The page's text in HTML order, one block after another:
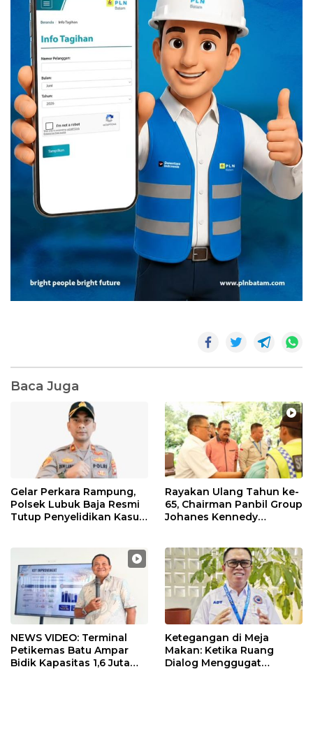
Baca Juga
Gelar Perkara Rampung,
Polsek Lubuk Baja Resmi
Tutup Penyelidikan Kasus
Rayakan Ulang Tahun ke-
65, Chairman Panbil Group
Johanes Kennedy
Karyawan
NEWS VIDEO: Terminal
Petikemas Batu Ampar
Bidik Kapasitas 1,6 Juta
Ketegangan di Meja
Makan: Ketika Ruang
Dialog Menggugat